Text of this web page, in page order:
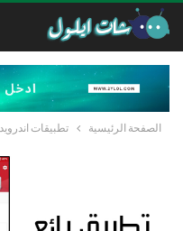
الصفحة الرئيسية تطبيقات اندرويد